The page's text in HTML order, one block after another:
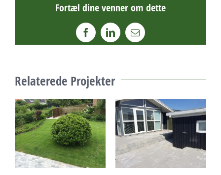
Fortæl dine venner om dette
FacebookLinkedInE-
mail
Relaterede Projekter